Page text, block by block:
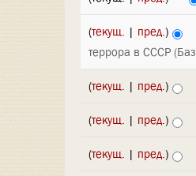
(текущ. | пред.)
террора в СССР
(текущ. | пред.)
(текущ. | пред.)
(текущ. | пред.)